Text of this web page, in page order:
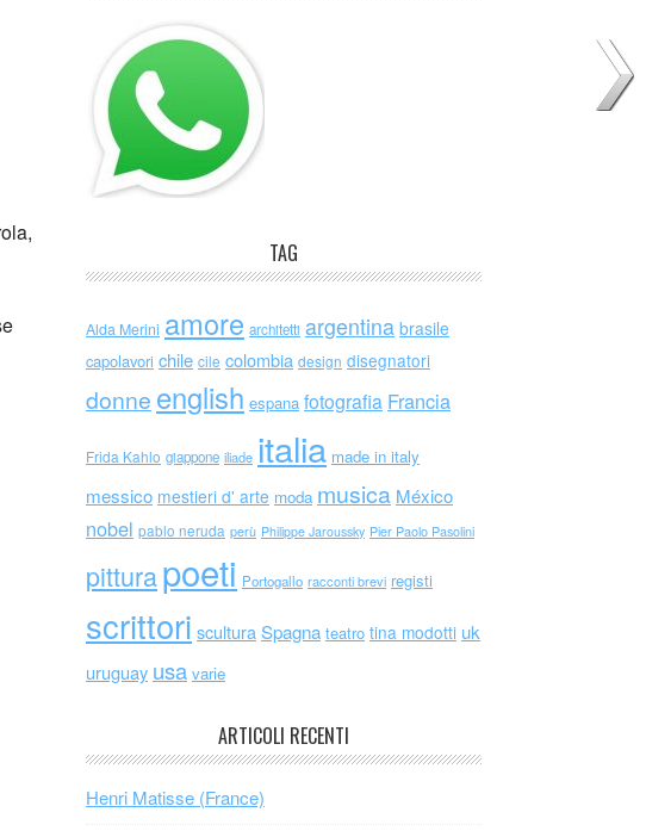
TAG
Alda Merini amore architetti argentina brasile
capolavori chile cile colombia design disegnatori
donne english espana fotografia Francia
Frida Kahlo giappone iliade italia made in italy
messico mestieri d' arte moda musica México
nobel pablo neruda perù Philippe Jaroussky Pier Paolo Pasolini
pitturapoeti Portogallo racconti brevi registi
scrittori scultura Spagna teatro tina modotti uk
uruguay usa varie
ARTICOLI RECENTI
Henri Matisse (France)